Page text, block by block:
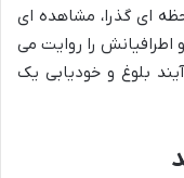
ای گذرا، مشاهده ای
اطرافیانش را روایت می
بلوغ و خودیابی یک